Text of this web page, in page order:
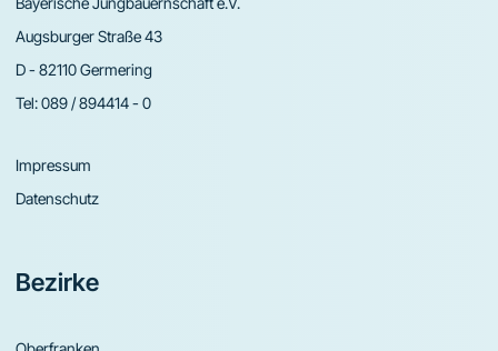
Augsburger Straße 43
D - 82110 Germering
Tel:089 / 894414 - 0
Impressum
Datenschutz
Bezirke